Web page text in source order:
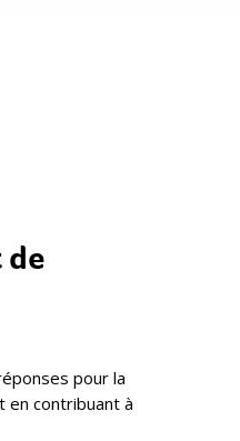
de
pour la
en contribuant à